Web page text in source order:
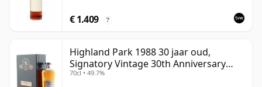
€ 1.409 ?
Highland Park 1988 30 jaar oud,
Signatory Vintage 30th Anniversary
2018
70cl • 49.7%